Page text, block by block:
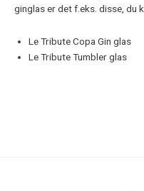
ginglas er det f.eks. disse, du
Le Tribute Copa Gin glas
Le Tribute Tumbler glas